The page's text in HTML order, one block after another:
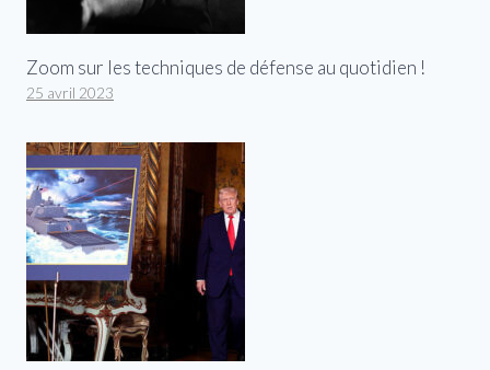
Zoom sur les techniques de défense au quotidien !
25 avril 2023